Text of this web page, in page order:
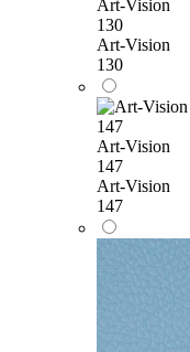
Art-Vision
130
Art-Vision
130
Art-Vision
147
Art-Vision
147